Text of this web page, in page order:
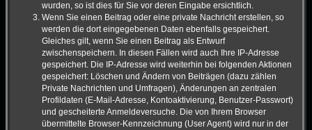
wurden, so ist dies für Sie vor deren Eingabe ersichtlich.
Wenn Sie einen Beitrag oder eine private Nachricht erstellen, so
werden die dort eingegebenen Daten ebenfalls gespeichert.
Gleiches gilt, wenn Sie einen Beitrag als Entwurf
zwischenspeichern. In diesen Fällen wird auch Ihre IP-Adresse
gespeichert. Die IP-Adresse wird weiterhin bei folgenden Aktionen
gespeichert: Löschen und Ändern von Beiträgen (dazu zählen
Private Nachrichten und Umfragen), Änderungen an zentralen
Profildaten (E-Mail-Adresse, Kontoaktivierung, Benutzer-Passwort)
und gescheiterte Anmeldeversuche. Die von Ihrem Browser
übermittelte Browser-Kennzeichnung (User Agent) wird nur in der